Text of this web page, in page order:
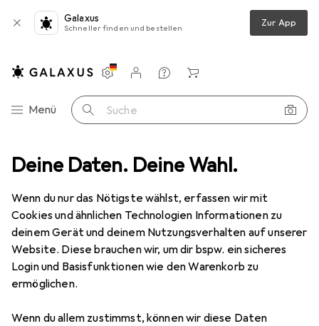
Deine Daten. Deine Wahl.
Wenn du nur das Nötigste wählst, erfassen wir mit
Cookies und ähnlichen Technologien Informationen zu
deinem Gerät und deinem Nutzungsverhalten auf unserer
Website. Diese brauchen wir, um dir bspw. ein sicheres
Login und Basisfunktionen wie den Warenkorb zu
ermöglichen.
Wenn du allem zustimmst, können wir diese Daten
Galaxus
Schneller finden und bestellen Zur App
Navigation nach Kategorien
Menü Suche
Einstellungen
Kundenkonto
Vergleichslisten
Merklisten
Warenkorb
Wanddekoration Bilderrahmen Walther Design New Lifestyle
4 Bilder
MENGENRABATT
Walther Design New Lifestyle
EUR
12,32